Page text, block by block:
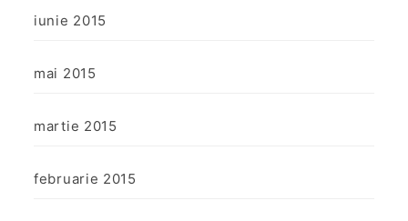
iunie 2015
mai 2015
martie 2015
februarie 2015